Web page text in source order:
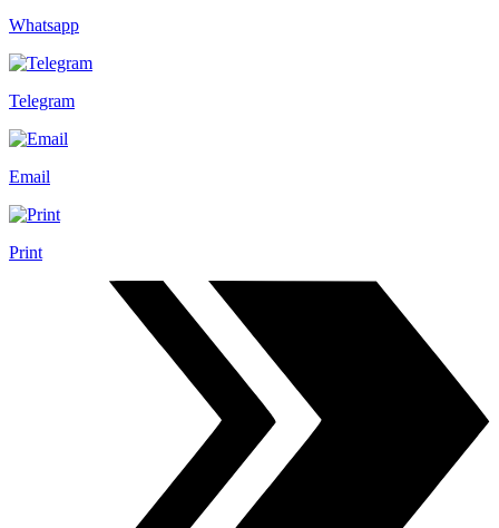
Whatsapp
Telegram
Email
Print